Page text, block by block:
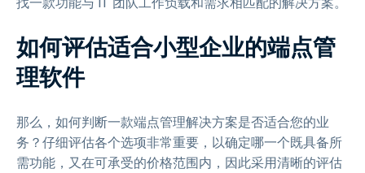
如何评估适合小型企业的端点管
理软件
那么，如何判断一款端点管理解决方案是否适合您的业
务？仔细评估各个选项非常重要，以确定哪一个既具备所
需功能，又在可承受的价格范围内，因此采用清晰的评估